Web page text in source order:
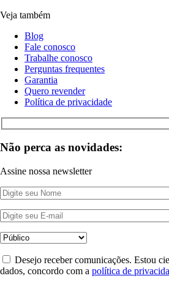
Veja também
Blog
Fale conosco
Trabalhe conosco
Perguntas frequentes
Garantia
Quero revender
Política de privacidade
Não perca as novidades:
Assine nossa newsletter
Desejo receber comunicações. Estou
dados, concordo com a política de